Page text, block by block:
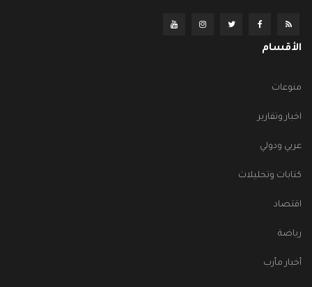
الأقسام
منوعات
اخبار وتقارير
عربي ودولي
كتابات وتحليلات
اقتصاد
رياضة
أخبار مأرب